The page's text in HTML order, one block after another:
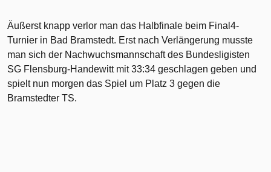
Äußerst knapp verlor man das Halbfinale beim Final4-
Turnier in Bad Bramstedt. Erst nach Verlängerung musste
man sich der Nachwuchsmannschaft des Bundesligisten
SG Flensburg-Handewitt mit 33:34 geschlagen geben und
spielt nun morgen das Spiel um Platz 3 gegen die
Bramstedter TS.